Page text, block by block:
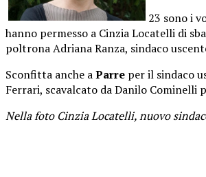
23 sono i
hanno permesso a Cinzia Locatelli di
poltrona Adriana Ranza, sindaco
Sconfitta anche aParre per il sindaco
Ferrari, scavalcato da Danilo Cominelli
Nella foto Cinzia Locatelli, nuovo